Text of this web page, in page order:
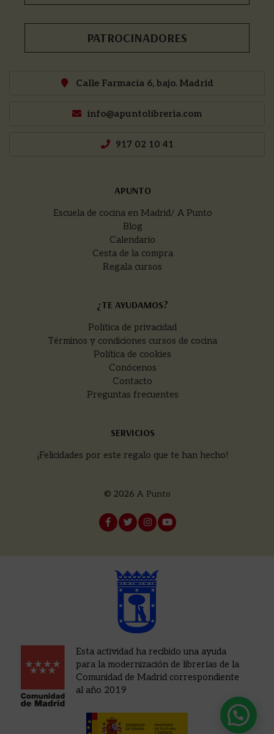
PATROCINADORES
Calle Farmacia 6, bajo. Madrid
info@apuntolibreria.com
917 02 10 41
APUNTO
Escuela de cocina en Madrid/ A Punto
Blog
Calendario
Cesta de la compra
Regala cursos
¿TE AYUDAMOS?
Política de privacidad
Términos y condiciones cursos de cocina
Política de cookies
Conócenos
Contacto
Preguntas frecuentes
SERVICIOS
¡Felicidades por este regalo que te han hecho!
© 2026 A Punto
Esta actividad ha recibido una ayuda
para la modernización de librerías de la
Comunidad de Madrid correspondiente
al año 2019